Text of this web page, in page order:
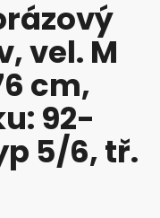
vel. M
cm,
92-
5/6, tř.